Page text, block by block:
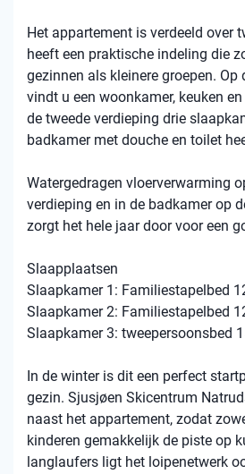
Het appartement is verdeeld over
heeft een praktische indeling die
gezinnen als kleinere groepen. Op
vindt u een woonkamer, keuken
de tweede verdieping drie
badkamer met douche en toilet
Watergedragen vloerverwarming
verdieping en in de badkamer op
zorgt het hele jaar door voor een
Slaapplaatsen
Slaapkamer 1: Familiestapelbed
Slaapkamer 2: Familiestapelbed
Slaapkamer 3: tweepersoonsbed
In de winter is dit een perfect
gezin. Sjusjøen Skicentrum
naast het appartement, zodat
kinderen gemakkelijk de piste op
langlaufers ligt het loipenetwerk